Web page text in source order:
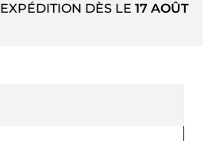
EXPÉDITION DÈS LE 17 AOÛT